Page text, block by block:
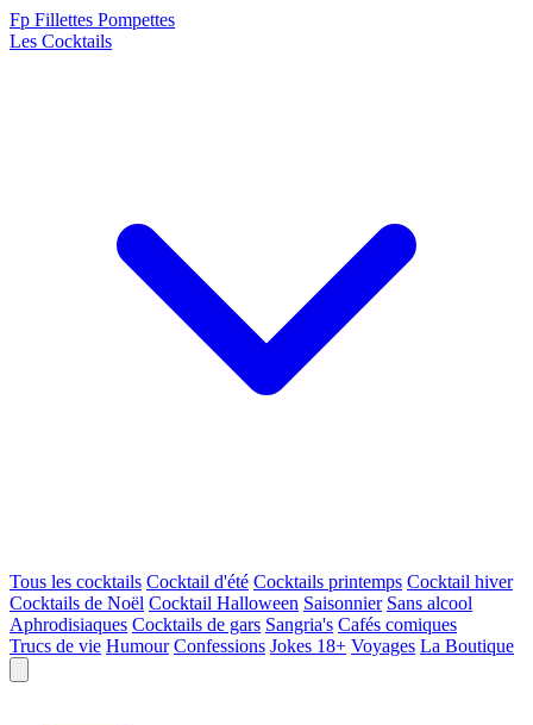
Fp Fillettes Pompettes
Les Cocktails
Tous les cocktails Cocktail d'été Cocktails printemps Cocktail hiver
Cocktails de Noël Cocktail Halloween Saisonnier Sans alcool
Aphrodisiaques Cocktails de gars Sangria's Cafés comiques
Trucs de vie Humour Confessions Jokes 18+ Voyages La Boutique